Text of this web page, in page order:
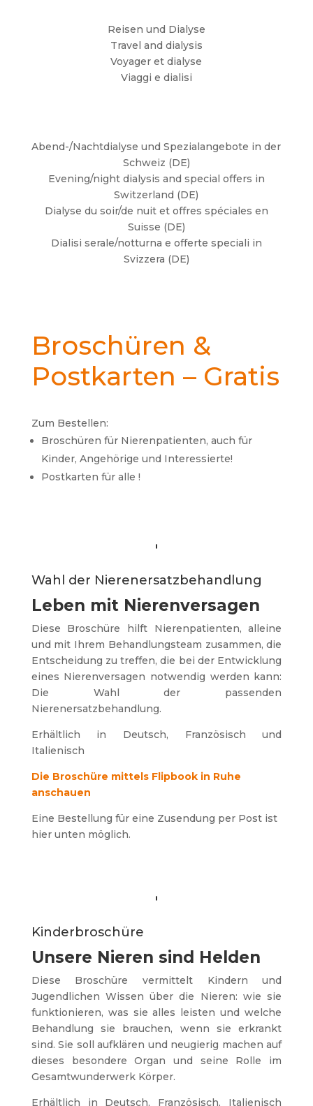
Reisen und Dialyse
Travel and dialysis
Voyager et dialyse
Viaggi e dialisi
Abend-/Nachtdialyse und Spezialangebote in der
Schweiz (DE)
Evening/night dialysis and special offers in
Switzerland (DE)
Dialyse du soir/de nuit et offres spéciales en
Suisse (DE)
Dialisi serale/notturna e offerte speciali in
Svizzera (DE)
Broschüren &
Postkarten – Gratis
Zum Bestellen:
Broschüren für Nierenpatienten, auch für
Kinder, Angehörige und Interessierte!
Postkarten für alle !
Wahl der Nierenersatzbehandlung
Leben mit Nierenversagen
Diese Broschüre hilft Nierenpatienten, alleine
und mit Ihrem Behandlungsteam zusammen, die
Entscheidung zu treffen, die bei der Entwicklung
eines Nierenversagen notwendig werden kann:
Die Wahl der passenden
Nierenersatzbehandlung.
Erhältlich in Deutsch, Französisch und
Italienisch
Die Broschüre mittels Flipbook in Ruhe
anschauen
Eine Bestellung für eine Zusendung per Post ist
hier unten möglich.
Kinderbroschüre
Unsere Nieren sind Helden
Diese Broschüre vermittelt Kindern und
Jugendlichen Wissen über die Nieren: wie sie
funktionieren, was sie alles leisten und welche
Behandlung sie brauchen, wenn sie erkrankt
sind. Sie soll aufklären und neugierig machen auf
dieses besondere Organ und seine Rolle im
Gesamtwunderwerk Körper.
Erhältlich in Deutsch, Französisch, Italienisch